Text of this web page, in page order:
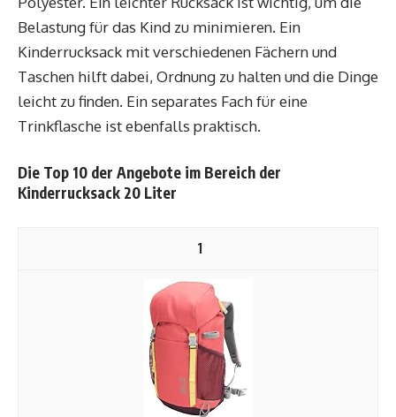
Belastung für das Kind zu minimieren. Ein
Kinderrucksack mit verschiedenen Fächern und
Taschen hilft dabei, Ordnung zu halten und die Dinge
leicht zu finden. Ein separates Fach für eine
Trinkflasche ist ebenfalls praktisch.
Die Top 10 der Angebote im Bereich der
Kinderrucksack 20 Liter
1